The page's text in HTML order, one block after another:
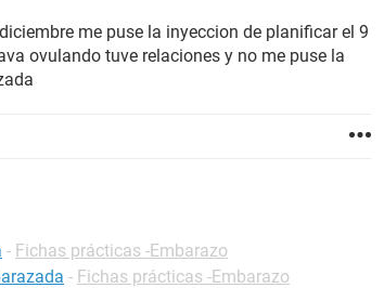
me puse la inyeccion de planificar el 9
ovulando tuve relaciones y no me puse la
- Fichas prácticas -Embarazo
- Fichas prácticas -Embarazo